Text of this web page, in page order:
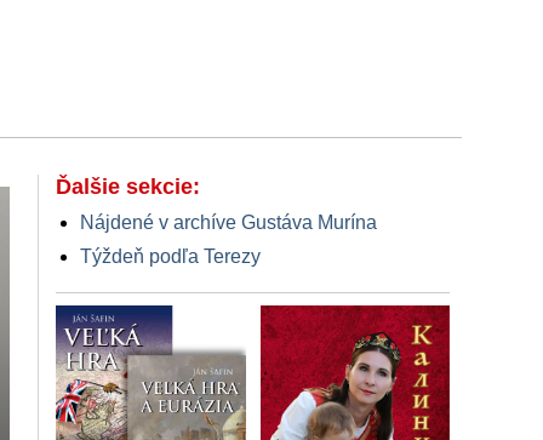
Ďalšie sekcie:
Nájdené v archíve Gustáva Murína
Týždeň podľa Terezy